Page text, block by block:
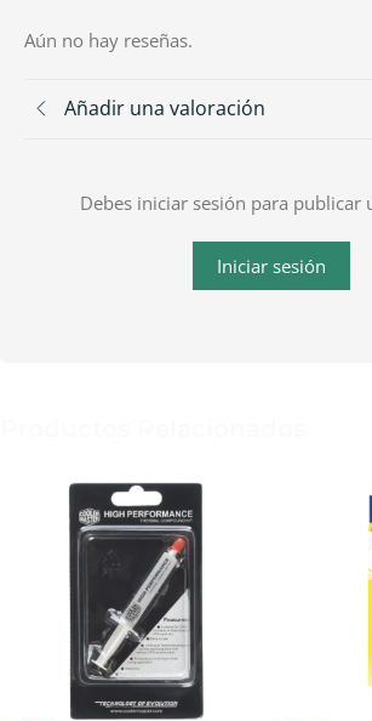
Aún no hay reseñas.
Añadir una valoración
Debes iniciar sesión para publicar
Iniciar sesión